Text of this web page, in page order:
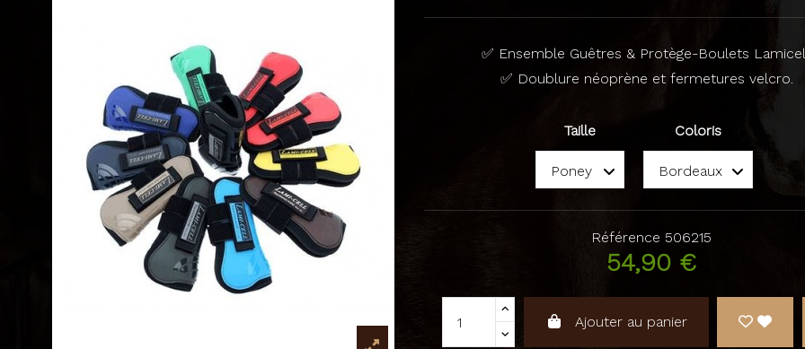
✅ Ensemble Guêtres & Protège-Boulets
✅ Doublure néoprène et fermetures velcro.
Taille Coloris
Référence 506215
54,90 €
Ajouter au panier